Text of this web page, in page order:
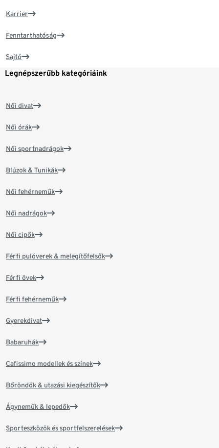
Karrier
Fenntarthatóság
Sajtó
Legnépszerűbb kategóriáink
Női divat
Női órák
Női sportnadrágok
Blúzok & Tunikák
Női fehérneműk
Női nadrágok
Női cipők
Férfi pulóverek & melegítőfelsők
Férfi övek
Férfi fehérneműk
Gyerekdivat
Babaruhák
Cafissimo modellek és színek
Bőröndök & utazási kiegészítők
Ágyneműk & lepedők
Sporteszközök és sportfelszerelések